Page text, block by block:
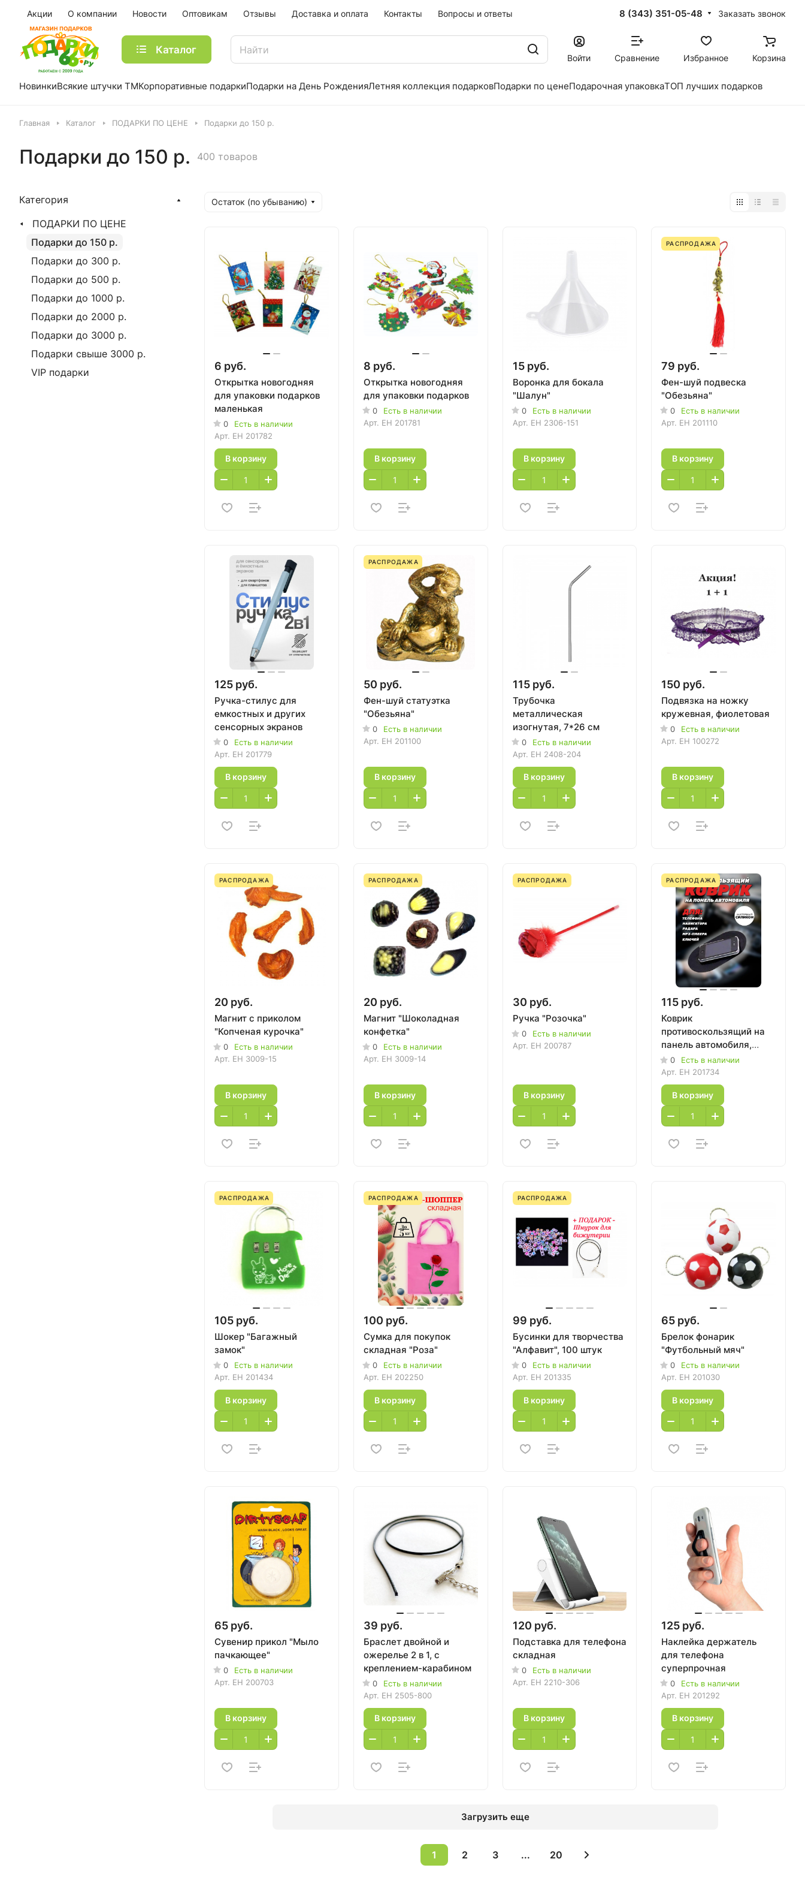
Акции О компании Новости Оптовикам Отзывы Доставка и оплата Контакты Вопросы и ответы 8 (343) 351-05-48 Заказать звонок
Каталог
Войти Сравнение Избранное Корзина
НовинкиВсякие штучки ТМКорпоративные подаркиПодарки на День РожденияЛетняя коллекция подарковПодарки по ценеПодарочная упаковкаТОП лучших подарков
Главная Каталог ПОДАРКИ ПО ЦЕНЕ Подарки до 150 р.
Подарки до 150 р. 400 товаров
Остаток (по убыванию)
6 руб.
Открытка новогодняя
для упаковки подарков
маленькая
0
Есть в наличии
Арт. EH 201782
В корзину
8 руб.
Открытка новогодняя
для упаковки подарков
0
Есть в наличии
Арт. EH 201781
В корзину
15 руб.
Воронка для бокала
"Шалун"
0
Есть в наличии
Арт. EH 2306-151
В корзину
РАСПРОДАЖА
79 руб.
Фен-шуй подвеска
"Обезьяна"
0
Есть в наличии
Арт. EH 201110
В корзину
125 руб.
Ручка-стилус для
емкостных и других
сенсорных экранов
0
Есть в наличии
Арт. EH 201779
В корзину
РАСПРОДАЖА
50 руб.
Фен-шуй статуэтка
"Обезьяна"
0
Есть в наличии
Арт. EH 201100
В корзину
115 руб.
Трубочка
металлическая
изогнутая, 7*26 см
0
Есть в наличии
Арт. EH 2408-204
В корзину
150 руб.
Подвязка на ножку
кружевная, фиолетовая
0
Есть в наличии
Арт. EH 100272
В корзину
РАСПРОДАЖА
20 руб.
Магнит с приколом
"Копченая курочка"
0
Есть в наличии
Арт. EH 3009-15
В корзину
РАСПРОДАЖА
20 руб.
Магнит "Шоколадная
конфетка"
0
Есть в наличии
Арт. EH 3009-14
В корзину
РАСПРОДАЖА
30 руб.
Ручка "Розочка"
0
Есть в наличии
Арт. EH 200787
В корзину
РАСПРОДАЖА
115 руб.
Коврик
противоскользящий на
панель автомобиля,
12*18 см
0
Есть в наличии
Арт. EH 201734
В корзину
РАСПРОДАЖА
105 руб.
Шокер "Багажный
замок"
0
Есть в наличии
Арт. EH 201434
В корзину
РАСПРОДАЖА
100 руб.
Сумка для покупок
складная "Роза"
0
Есть в наличии
Арт. EH 202250
В корзину
РАСПРОДАЖА
99 руб.
Бусинки для творчества
"Алфавит", 100 штук
0
Есть в наличии
Арт. EH 201335
В корзину
65 руб.
Брелок фонарик
"Футбольный мяч"
0
Есть в наличии
Арт. EH 201030
В корзину
65 руб.
Сувенир прикол "Мыло
пачкающее"
0
Есть в наличии
Арт. EH 200703
В корзину
39 руб.
Браслет двойной и
ожерелье 2 в 1, с
креплением-карабином
0
Есть в наличии
Арт. EH 2505-800
В корзину
120 руб.
Подставка для телефона
складная
0
Есть в наличии
Арт. EH 2210-306
В корзину
125 руб.
Наклейка держатель
для телефона
суперпрочная
0
Есть в наличии
Арт. EH 201292
В корзину
Загрузить еще
1 2 3 ... 20
Категория
ПОДАРКИ ПО ЦЕНЕ
Подарки до 150 р.
Подарки до 300 р.
Подарки до 500 р.
Подарки до 1000 р.
Подарки до 2000 р.
Подарки до 3000 р.
Подарки свыше 3000 р.
VIP подарки